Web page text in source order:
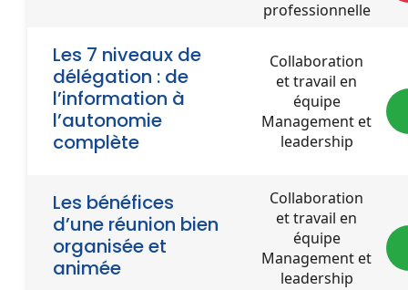
professionnelle
Les 7 niveaux de
délégation : de
l’information à
l’autonomie
complète
Collaboration
et travail en
équipe
Management et
leadership
Les bénéfices
d’une réunion bien
organisée et
animée
Collaboration
et travail en
équipe
Management et
leadership